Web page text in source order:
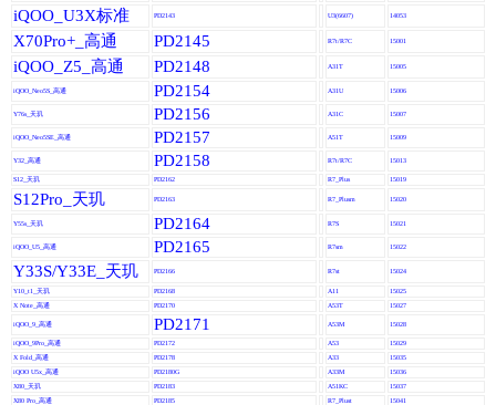
iQOO_U3X标准 PD2143 U3(6607) 14053
X70Pro+_高通 PD2145 R7t/R7C 15001
iQOO_Z5_高通 PD2148 A31T 15005
iQOO_Neo5S_高通 PD2154 A31U 15006
Y76s_天玑 PD2156 A31C 15007
iQOO_Neo5SE_高通 PD2157 A51T 15009
Y32_高通 PD2158 R7t/R7C 15013
S12_天玑 PD2162 R7_Plus 15019
S12Pro_天玑 PD2163 R7_Plusm 15020
Y55s_天玑 PD2164 R7S 15021
iQOO_U5_高通 PD2165 R7sm 15022
Y33S/Y33E_天玑 PD2166 R7st 15024
Y10_t1_天玑 PD2168 A11 15025
X Note_高通 PD2170 A53T 15027
iQOO_9_高通 PD2171 A53M 15028
iQOO_9Pro_高通 PD2172 A53 15029
X Fold_高通 PD2178 A33 15035
iQOO U5x_高通 PD2180G A33M 15036
X80_天玑 PD2183 A51KC 15037
X80 Pro_高通 PD2185 R7_Plust 15041